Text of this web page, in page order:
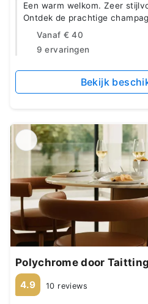
Een warm welkom. Zeer
Ontdek de prachtige
Vanaf € 40
9 ervaringen
Bekijk
Polychrome door
4.9 10 reviews